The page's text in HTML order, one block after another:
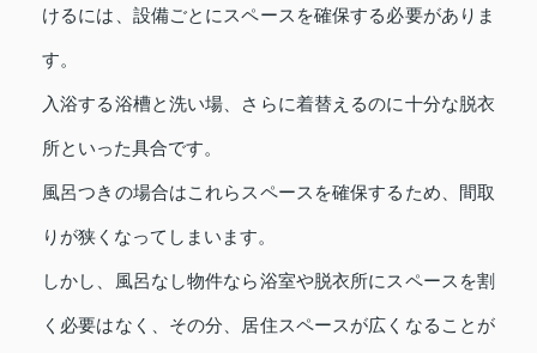
けるには、設備ごとにスペースを確保する必要がありま
す。
入浴する浴槽と洗い場、さらに着替えるのに十分な脱衣
所といった具合です。
風呂つきの場合はこれらスペースを確保するため、間取
りが狭くなってしまいます。
しかし、風呂なし物件なら浴室や脱衣所にスペースを割
く必要はなく、その分、居住スペースが広くなることが